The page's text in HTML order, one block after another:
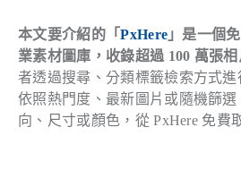
本文要介紹的「PxHere 」是一個
業素材圖庫，收錄超過 100 萬張
者透過搜尋、分類標籤檢索方式
依照熱門度、最新圖片或隨機篩選
向、尺寸或顏色，從 PxHere 免費